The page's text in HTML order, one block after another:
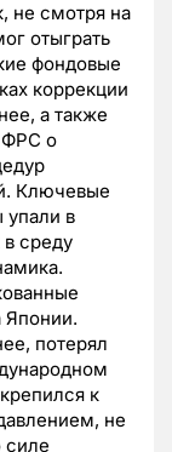
не смотря на
отыграть
фондовые
коррекции
а также
ФРС о
Ключевые
в
среду
Японии.
потерял
к
не
силе